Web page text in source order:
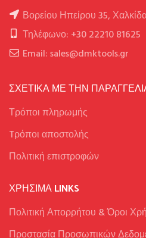
Βορείου Ηπείρου 35,
Τηλέφωνο: +30 22210 81625
Email: sales@dmktools.gr
ΣΧΕΤΙΚΑ ΜΕ ΤΗΝ
Τρόποι πληρωμής
Tρόποι αποστολής
Πολιτική επιστροφών
ΧΡΉΣΙΜΑ LINKS
Πολιτική Απορρήτου & Όροι